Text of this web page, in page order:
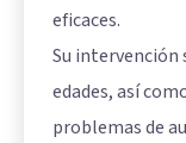
eficaces.
Su intervención
edades, así
problemas de